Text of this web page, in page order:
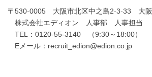
〒530-0005 大阪市北区中之島2-3-33 大阪
株式会社エディオン 人事部 人事担当
TEL：0120-55-3140 （9:30～18:00）
Eメール：recruit_edion@edion.co.jp